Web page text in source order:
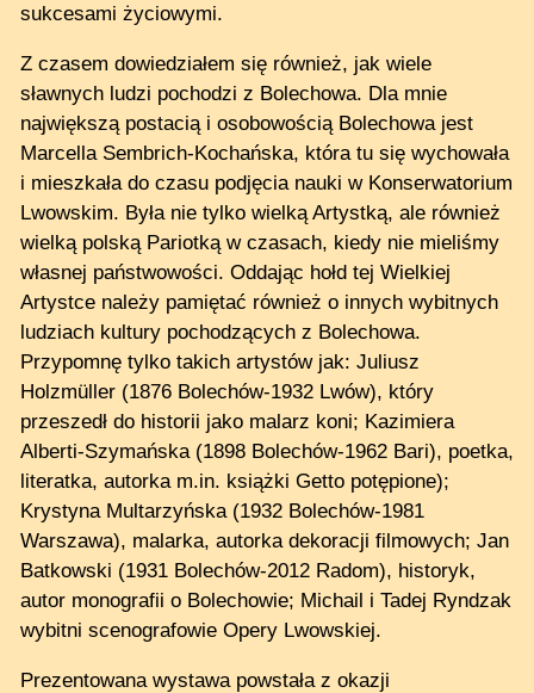
sukcesami życiowymi.
Z czasem dowiedziałem się również, jak wiele
sławnych ludzi pochodzi z Bolechowa. Dla mnie
największą postacią i osobowością Bolechowa jest
Marcella Sembrich-Kochańska, która tu się wychowała
i mieszkała do czasu podjęcia nauki w Konserwatorium
Lwowskim. Była nie tylko wielką Artystką, ale również
wielką polską Pariotką w czasach, kiedy nie mieliśmy
własnej państwowości. Oddając hołd tej Wielkiej
Artystce należy pamiętać również o innych wybitnych
ludziach kultury pochodzących z Bolechowa.
Przypomnę tylko takich artystów jak: Juliusz
Holzmüller (1876 Bolechów-1932 Lwów), który
przeszedł do historii jako malarz koni; Kazimiera
Alberti-Szymańska (1898 Bolechów-1962 Bari), poetka,
literatka, autorka m.in. książki Getto potępione);
Krystyna Multarzyńska (1932 Bolechów-1981
Warszawa), malarka, autorka dekoracji filmowych; Jan
Batkowski (1931 Bolechów-2012 Radom), historyk,
autor monografii o Bolechowie; Michail i Tadej Ryndzak
wybitni scenografowie Opery Lwowskiej.
Prezentowana wystawa powstała z okazji